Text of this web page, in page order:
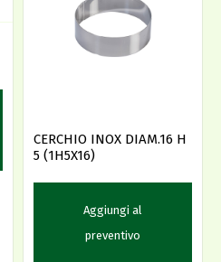
CERCHIO INOX DIAM.16 H
5 (1H5X16)
Aggiungi al
preventivo